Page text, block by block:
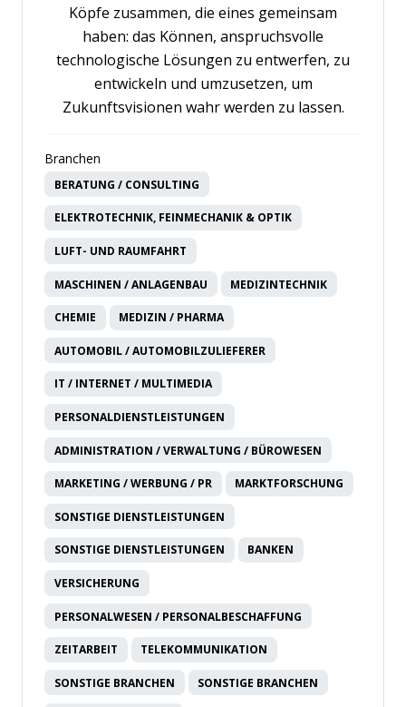
Köpfe zusammen, die eines gemeinsam
haben: das Können, anspruchsvolle
technologische Lösungen zu entwerfen, zu
entwickeln und umzusetzen, um
Zukunftsvisionen wahr werden zu lassen.
Branchen
BERATUNG / CONSULTING
ELEKTROTECHNIK, FEINMECHANIK & OPTIK
LUFT- UND RAUMFAHRT
MASCHINEN / ANLAGENBAU MEDIZINTECHNIK
CHEMIE MEDIZIN / PHARMA
AUTOMOBIL / AUTOMOBILZULIEFERER
IT / INTERNET / MULTIMEDIA
PERSONALDIENSTLEISTUNGEN
ADMINISTRATION / VERWALTUNG / BÜROWESEN
MARKETING / WERBUNG / PR MARKTFORSCHUNG
SONSTIGE DIENSTLEISTUNGEN
SONSTIGE DIENSTLEISTUNGEN BANKEN
VERSICHERUNG
PERSONALWESEN / PERSONALBESCHAFFUNG
ZEITARBEIT TELEKOMMUNIKATION
SONSTIGE BRANCHEN SONSTIGE BRANCHEN